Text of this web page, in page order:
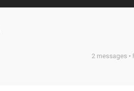
2 messages •